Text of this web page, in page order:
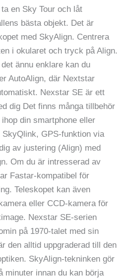
en Sky Tour och låt
bästa objekt. Det är
med SkyAlign. Centrera
i okularet och tryck på Align.
ännu enklare kan du
AutoAlign, där Nextstar
Nexstar SE är ett
dig Det finns många tillbehör
din smartphone eller
GPS-funktion via
av justering (Align) med
Om du är intresserad av
Fastar-kompatibel för
Teleskopet kan även
eller CCD-kamera för
Nexstar SE-serien
på 1970-talet med sin
den alltid uppgraderad till den
SkyAlign-tekninken gör
minuter innan du kan börja